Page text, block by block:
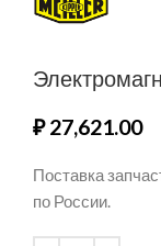
₽27,621.00
Поставка
по России.